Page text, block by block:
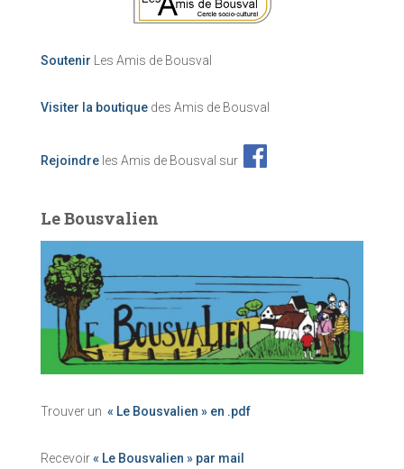
Soutenir Les Amis de Bousval
Visiter la boutique des Amis de Bousval
Rejoindre les Amis de Bousval sur
Le Bousvalien
Trouver un « Le Bousvalien » en .pdf
Recevoir« Le Bousvalien » par mail